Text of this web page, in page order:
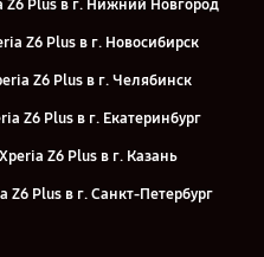
Z6 Plus в г. Нижний Новгород
Z6 Plus в г. Новосибирск
Z6 Plus в г. Челябинск
Z6 Plus в г. Екатеринбург
Z6 Plus в г. Казань
Z6 Plus в г. Санкт-Петербург